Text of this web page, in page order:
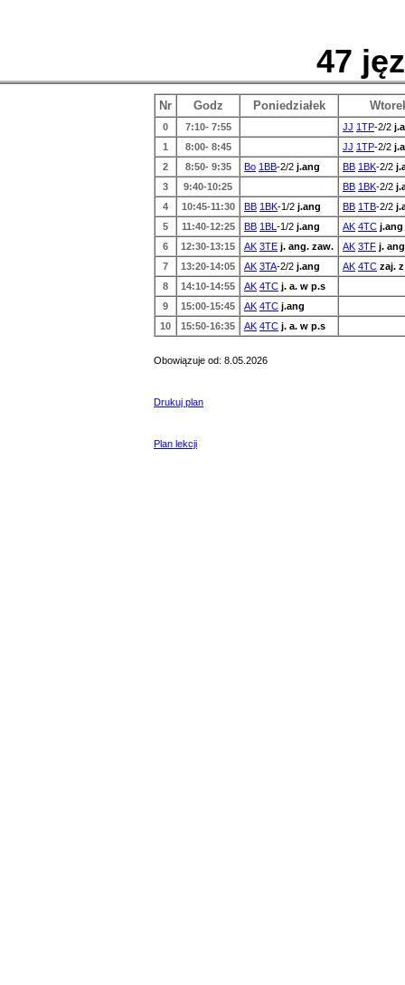
47
Nr Godz Poniedziałek
0 7:10- 7:55 JJ 1TP-2/2
1
8:00- 8:45 JJ 1TP-2/2
2
8:50- 9:35 Bo 1BB-2/2 j.ang BB 1BK-2/2
3
9:40-10:25 BB 1BK-2/2
4
10:45-11:30 BB 1BK-1/2 j.ang BB 1TB-2/2
5
11:40-12:25 BB 1BL -1/2 j.ang AK 4TC j.ang
6
12:30-13:15 AK 3TE j. ang. zaw. AK 3TF j.
7
13:20-14:05 AK 3TA-2/2 j.ang AK 4TC zaj.
8
14:10-14:55 AK 4TC j. a. w p.s
9
15:00-15:45 AK 4TC j.ang
10
15:50-16:35 AK 4TC j. a. w p.s
Obowiązuje od: 8.05.2026
Drukuj plan
Plan lekcji